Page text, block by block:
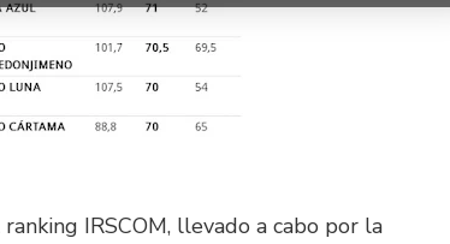
IRSCOM, llevado a cabo por la